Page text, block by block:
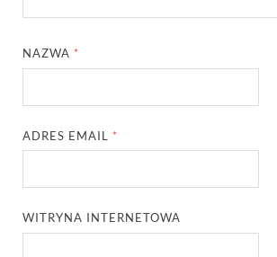
NAZWA *
ADRES EMAIL *
WITRYNA INTERNETOWA